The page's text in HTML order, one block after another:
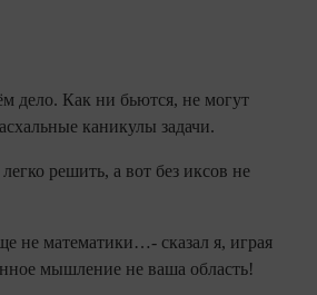
дело. Как ни бьются, не мо­гут
каникулы задачи.
решить, а вот без ик­сов не
не математики…- ска­зал я, играя
мышление не ваша область!